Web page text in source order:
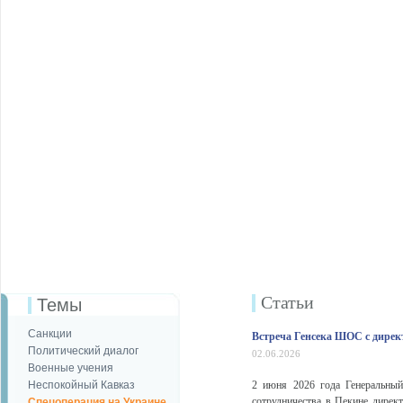
Темы
Санкции
Политический диалог
Военные учения
Неспокойный Кавказ
Статьи
Встреча Генсека ШОС с
02.06.2026
2 июня 2026 года